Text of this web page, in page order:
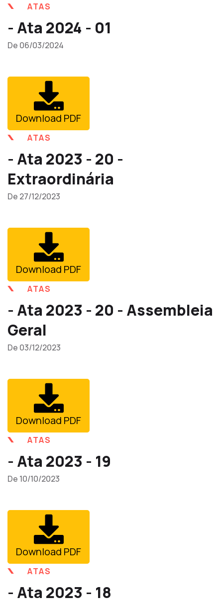
ATAS
- Ata 2024 - 01
De 06/03/2024
Download PDF
ATAS
- Ata 2023 - 20 -
Extraordinária
De 27/12/2023
Download PDF
ATAS
- Ata 2023 - 20 - Assembleia
Geral
De 03/12/2023
Download PDF
ATAS
- Ata 2023 - 19
De 10/10/2023
Download PDF
ATAS
- Ata 2023 - 18